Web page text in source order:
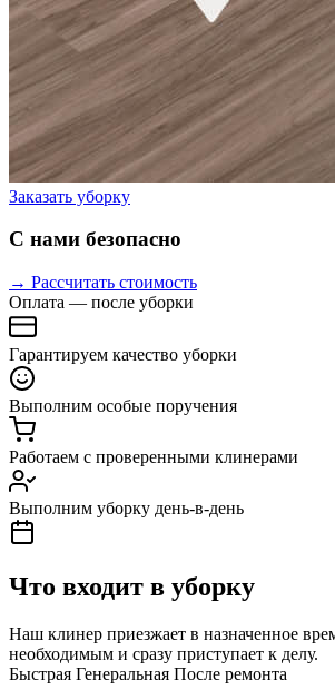
Заказать уборку
С нами безопасно
→ Рассчитать стоимость
Оплата — после уборки
Гарантируем качество уборки
Выполним особые поручения
Работаем с проверенными клинерами
Выполним уборку день-в-день
Что входит в уборку
Наш клинер приезжает в назначенное
необходимым и сразу приступает к делу.
Быстрая Генеральная После ремонта